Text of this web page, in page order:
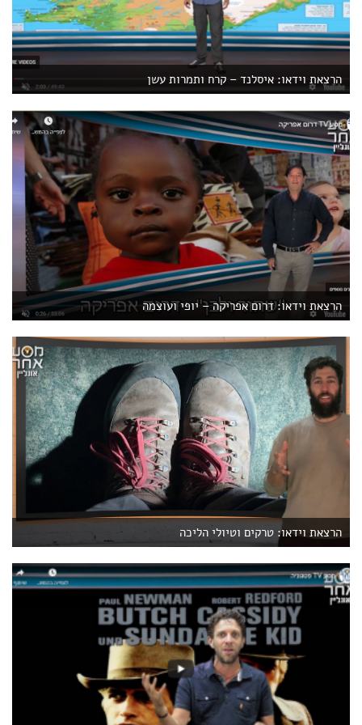
הרצאת וידאו: איסלנד – קרח ותמרות עשן
הרצאת וידאו: דרום אפריקה – יופי ועוצמה
הרצאת וידאו: טרקים וטיולי הליכה